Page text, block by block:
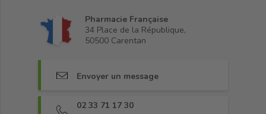
Pharmacie Française
34 Place de la République,
50500 Carentan
Envoyer un message
02 33 71 17 30